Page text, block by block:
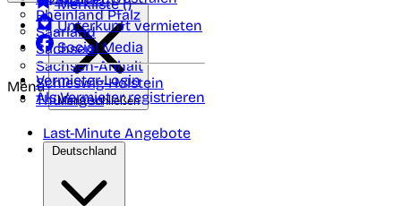
Rheinland Pfalz
Saarland
Sachsen
Sachsen-Anhalt
Schleswig-Holstein
Thüringen
Merkliste ()
Unterkunft vermieten
Social Media
Vermieter-Login
Als Vermieter registrieren
Menü
Menü schließen
Last-Minute Angebote
Deutschland